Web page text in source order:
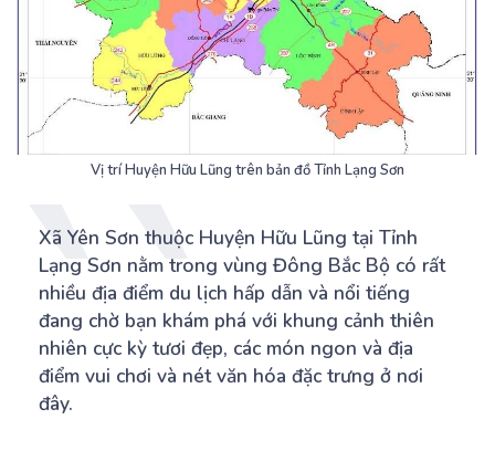
Vị trí Huyện Hữu Lũng trên bản đồ Tỉnh Lạng Sơn
Xã Yên Sơn thuộc Huyện Hữu Lũng tại Tỉnh
Lạng Sơn nằm trong vùng Đông Bắc Bộ có rất
nhiều địa điểm du lịch hấp dẫn và nổi tiếng
đang chờ bạn khám phá với khung cảnh thiên
nhiên cực kỳ tươi đẹp, các món ngon và địa
điểm vui chơi và nét văn hóa đặc trưng ở nơi
đây.